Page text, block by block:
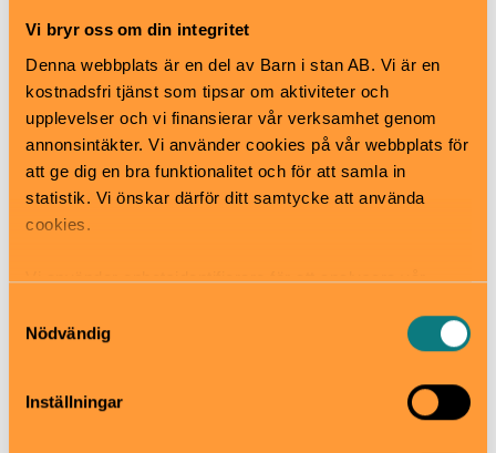
Vi bryr oss om din integritet
Denna webbplats är en del av Barn i stan AB. Vi är en
kostnadsfri tjänst som tipsar om aktiviteter och
upplevelser och vi finansierar vår verksamhet genom
annonsintäkter. Vi använder cookies på vår webbplats för
att ge dig en bra funktionalitet och för att samla in
statistik. Vi önskar därför ditt samtycke att använda
cookies.
Vi använder enhetsidentifierare för att analysera vår
samt tillhandahålla funktioner för sociala medier. Vi
vidarebefordrar även sådana identifierare och annan
information från din enhet till de sociala medier och
annons- och analysföretag som vi samarbetar med.
Nödvändig
Inställningar
Därför kan du nu välja att anmäla dig till
anmäl här.
När
27 sep 2026
Pris
Restaurang
Hitta hit